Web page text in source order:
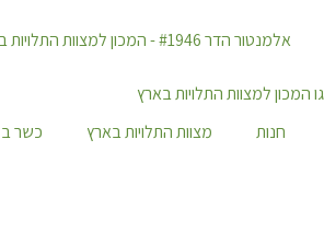
חנות מצוות התלויות בארץ כשר